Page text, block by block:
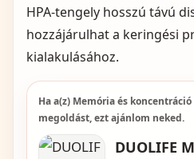
HPA‑tengely hosszú távú
hozzájárulhat a keringési
kialakulásához.
Ha a(z) Memória és
megoldást, ezt ajánlom neked.
DUOLIFE